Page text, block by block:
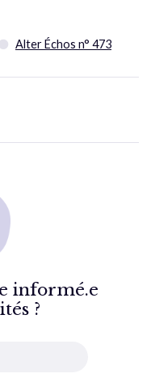
Alter Échos n° 473
informé.e
?